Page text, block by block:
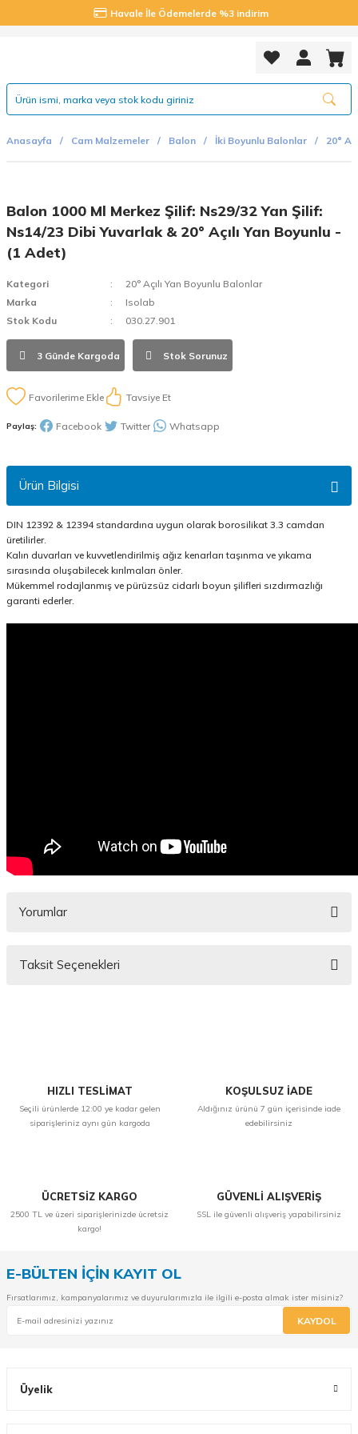
Havale İle Ödemelerde %3 indirim
Anasayfa Cam Malzemeler Balon İki Boyunlu Balonlar 20°
Balon 1000 Ml Merkez Şilif: Ns29/32 Yan Şilif:
Ns14/23 Dibi Yuvarlak & 20° Açılı Yan Boyunlu -
(1 Adet)
Kategori
20° Açılı Yan Boyunlu Balonlar
Marka
Isolab
Stok Kodu
030.27.901
3 Günde Kargoda Stok Sorunuz
Tavsiye Et
Paylaş: Facebook Twitter Whatsapp
Ürün Bilgisi
DIN 12392 & 12394 standardına uygun olarak borosilikat 3.3 camdan
üretilirler.
Kalın duvarları ve kuvvetlendirilmiş ağız kenarları taşınma ve yıkama
sırasında oluşabilecek kırılmaları önler.
Mükemmel rodajlanmış ve pürüzsüz cidarlı boyun şilifleri sızdırmazlığı
garanti ederler.
Yorumlar
Taksit Seçenekleri
HIZLI TESLİMAT
Seçili ürünlerde 12:00 ye kadar gelen
siparişleriniz aynı gün kargoda
KOŞULSUZ İADE
Aldığınız ürünü 7 gün içerisinde iade
edebilirsiniz
ÜCRETSİZ KARGO
2500 TL ve üzeri siparişlerinizde ücretsiz
kargo!
GÜVENLİ ALIŞVERİŞ
SSL ile güvenli alışveriş yapabilirsiniz
E-BÜLTEN İÇİN KAYIT OL
Fırsatlarımız, kampanyalarımız ve duyurularımızla ile ilgili e-posta almak ister misiniz?
KAYDOL
Üyelik